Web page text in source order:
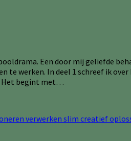
Een door mij geliefde
te werken. In deel 1 schreef ik
Het begint met…